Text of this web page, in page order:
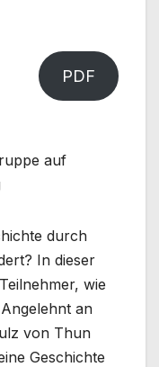
PDF
auf
durch
In dieser
wie
an
von Thun
Geschichte